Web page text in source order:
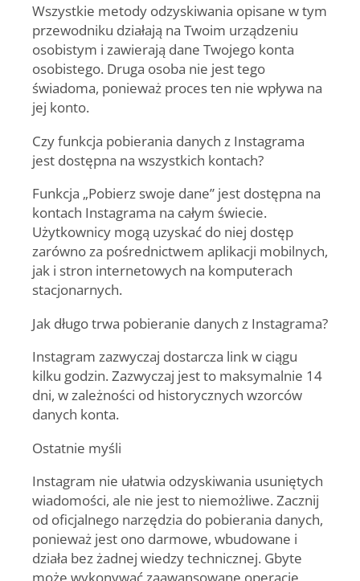
Wszystkie metody odzyskiwania opisane w tym
przewodniku działają na Twoim urządzeniu
osobistym i zawierają dane Twojego konta
osobistego. Druga osoba nie jest tego
świadoma, ponieważ proces ten nie wpływa na
jej konto.
Czy funkcja pobierania danych z Instagrama
jest dostępna na wszystkich kontach?
Funkcja „Pobierz swoje dane” jest dostępna na
kontach Instagrama na całym świecie.
Użytkownicy mogą uzyskać do niej dostęp
zarówno za pośrednictwem aplikacji mobilnych,
jak i stron internetowych na komputerach
stacjonarnych.
Jak długo trwa pobieranie danych z Instagrama?
Instagram zazwyczaj dostarcza link w ciągu
kilku godzin. Zazwyczaj jest to maksymalnie 14
dni, w zależności od historycznych wzorców
danych konta.
Ostatnie myśli
Instagram nie ułatwia odzyskiwania usuniętych
wiadomości, ale nie jest to niemożliwe. Zacznij
od oficjalnego narzędzia do pobierania danych,
ponieważ jest ono darmowe, wbudowane i
działa bez żadnej wiedzy technicznej. Gbyte